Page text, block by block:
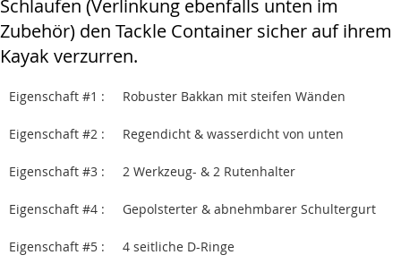
Schlaufen (Verlinkung ebenfalls unten im
Zubehör) den Tackle Container sicher auf ihrem
Kayak verzurren.
Eigenschaft #1 : Robuster Bakkan mit steifen Wänden
Eigenschaft #2 : Regendicht & wasserdicht von unten
Eigenschaft #3 : 2 Werkzeug- & 2 Rutenhalter
Eigenschaft #4 : Gepolsterter & abnehmbarer Schultergurt
Eigenschaft #5 : 4 seitliche D-Ringe